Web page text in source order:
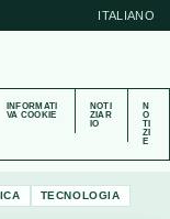
ITALIANO
INFORMATI
VA COOKIE
NOTI
ZIAR
IO
N
O
TI
ZI
E
TECNOLOGIA